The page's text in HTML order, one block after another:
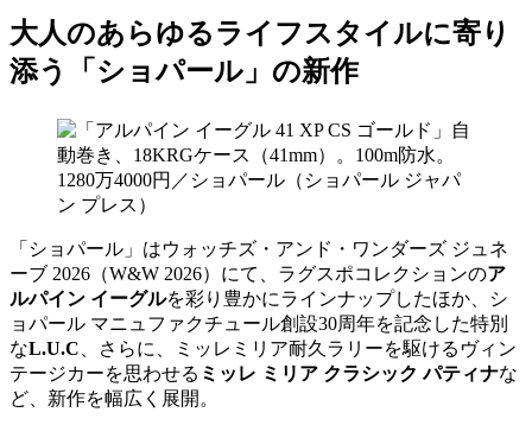
大人のあらゆるライフスタイルに寄り
添う「ショパール」の新作
「ショパール」はウォッチズ・アンド・ワンダーズ ジュネ
ーブ 2026（W&W 2026）にて、ラグスポコレクションのア
ルパイン イーグルを彩り豊かにラインナップしたほか、シ
ョパール マニュファクチュール創設30周年を記念した特別
なL.U.C 、さらに、ミッレミリア耐久ラリーを駆けるヴィン
テージカーを思わせる ミッレ ミリア クラシック パティナな
ど、新作を幅広く展開。